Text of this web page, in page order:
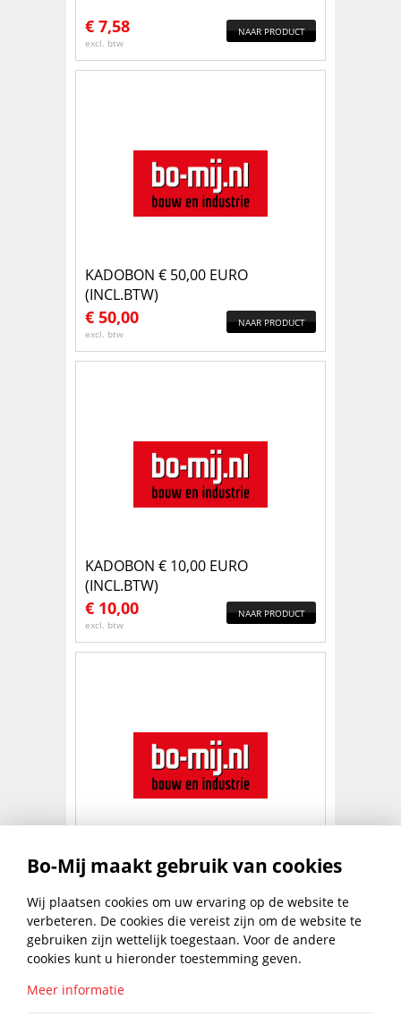
€ 7,58
excl. btw
NAAR PRODUCT
KADOBON € 50,00 EURO
(INCL.BTW)
€ 50,00
excl. btw
NAAR PRODUCT
KADOBON € 10,00 EURO
(INCL.BTW)
€ 10,00
excl. btw
NAAR PRODUCT
KADOBON € 20,00 EURO
(INCL.BTW)
€20,00
excl. btw
NAAR PRODUCT
1
Bo-Mij maakt gebruik van cookies
Wij plaatsen cookies om uw ervaring op de website te
verbeteren. De cookies die vereist zijn om de website te
gebruiken zijn wettelijk toegestaan. Voor de andere
cookies kunt u hieronder toestemming geven.
Meer informatie